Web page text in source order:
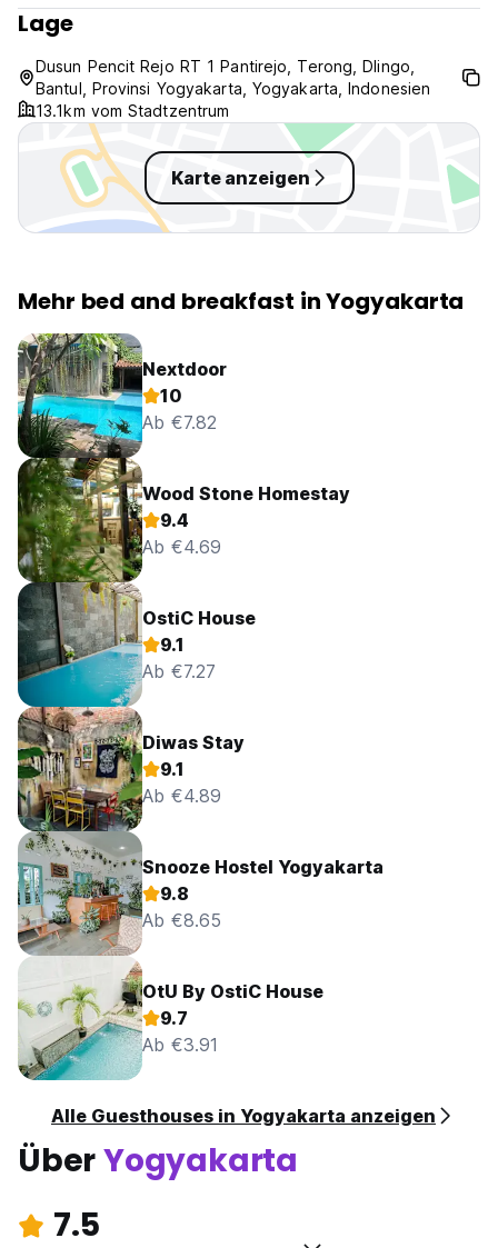
Keine Altersbeschränkung für das Check-in. (Nur Kinder ab 1
und älter sind erlaubt)
Haustiere
Haustiere sind nicht erlaubt.
(Auto-translated from original language)
Lage
Dusun Pencit Rejo RT 1 Pantirejo, Terong, Dlingo,
Bantul, Provinsi Yogyakarta, Yogyakarta, Indonesien
13.1km vom Stadtzentrum
Karte anzeigen
Mehr bed and breakfast in Yogyakarta
Nextdoor
10
Ab €7.82
Wood Stone Homestay
9.4
Ab €4.69
OstiC House
9.1
Ab €7.27
Diwas Stay
9.1
Ab €4.89
Snooze Hostel Yogyakarta
9.8
Ab €8.65
OtU By OstiC House
9.7
Ab €3.91
Alle Guesthouses in Yogyakarta anzeigen
ÜberYogyakarta
7.5